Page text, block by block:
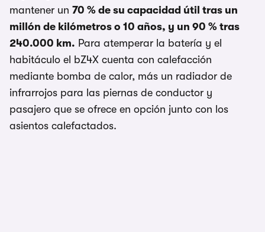
mantener un 70 % de su capacidad útil tras un
millón de kilómetros o 10 años, y un 90 % tras
240.000 km. Para atemperar la batería y el
habitáculo el bZ4X cuenta con calefacción
mediante bomba de calor, más un radiador de
infrarrojos para las piernas de conductor y
pasajero que se ofrece en opción junto con los
asientos calefactados.